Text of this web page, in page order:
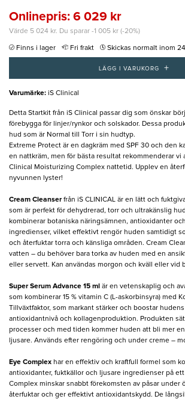
Onlinepris: 6 029 kr
Värde 5 024 kr. Du sparar -1 005 kr (-20%)
Finns i lager Fri frakt Skickas normalt inom
LÄGG I VARUKORG +
Varumärke: iS Clinical
Detta Startkit från iS Clinical passar dig som önskar
förebygga för linjer/rynkor och solskador. Dessa
hud som är Normal till Torr i sin hudtyp.
Extreme Protect är en dagkräm med SPF 30 och den
en nattkräm, men för bästa resultat rekommenderar vi
Clinical Moisturizing Complex nattetid. Upplev en
nyvunnen lyster!
Cream Cleanserfrån iS CLINICAL är en lätt och
som är perfekt för dehydrerad, torr och ultrakänslig
kombinerar botaniska näringsämnen, antioxidanter
ingredienser, vilket effektivt rengör huden samtidigt
och återfuktar torra och känsliga områden. Cream
vatten – du behöver bara torka av huden med en
eller servett. Kan användas morgon och kväll eller vid
Super Serum Advance 15 ml är en vetenskaplig och
som kombinerar 15 % vitamin C (L-askorbinsyra) med
Tillväxtfaktor, som markant stärker och boostar
antioxidantnivå och kollagenproduktion. Produkten
processer och med tiden kommer huden att bli mer
ljusare. Används efter rengöring och under creme –
Eye Complex har en effektiv och kraftfull formel som
antioxidanter, fuktkällor och ljusare ingredienser på
Complex minskar snabbt förekomsten av påsar under
återfuktar och ger effektivt antioxidantskydd. De